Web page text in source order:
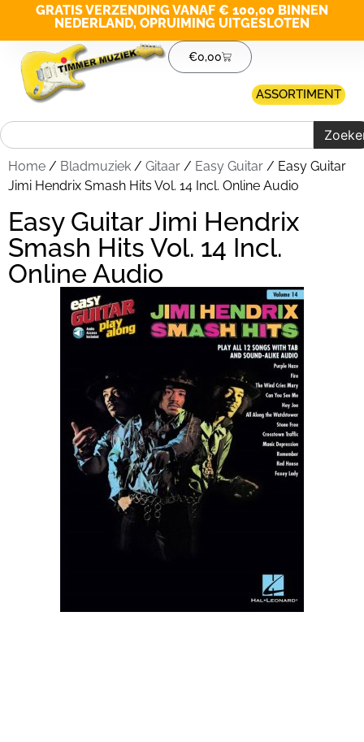
GRATIS VERZENDING VANAF € 100,00 BINNEN
NEDERLAND, OPRUIMING UITGESLOTEN
€0,00
ASSORTIMENT
Home / Bladmuziek / Gitaar / Easy Guitar / Easy Guitar
Jimi Hendrix Smash Hits Vol. 14 Incl. Online Audio
Easy Guitar Jimi Hendrix
Smash Hits Vol. 14 Incl.
Online Audio